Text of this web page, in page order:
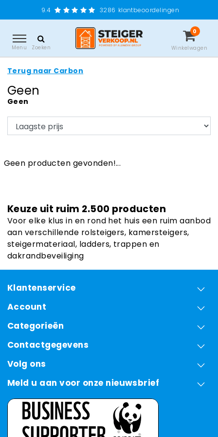
9.4 3286 klantbeoordelingen
Menu Zoeken
0
Winkelwagen
Terug naar Carbon
Geen
Geen
Geen producten gevonden!...
Keuze uit ruim 2.500 producten
Voor elke klus in en rond het huis een ruim aanbod
aan verschillende rolsteigers, kamersteigers,
steigermateriaal, ladders, trappen en
dakrandbeveiliging
Klantenservice
Account
Categorieën
Contactgegevens
Volg ons
Meld u aan voor onze nieuwsbrief